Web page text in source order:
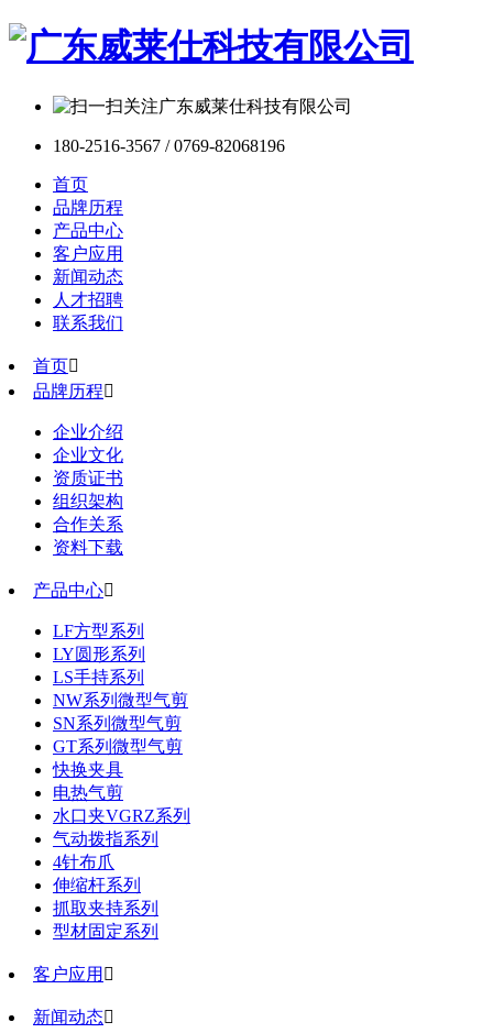
180-2516-3567 / 0769-82068196
首页
品牌历程
产品中心
客户应用
新闻动态
人才招聘
联系我们
首页
品牌历程
企业介绍
企业文化
资质证书
组织架构
合作关系
资料下载
产品中心
LF方型系列
LY圆形系列
LS手持系列
NW系列微型气剪
SN系列微型气剪
GT系列微型气剪
快换夹具
电热气剪
水口夹VGRZ系列
气动拨指系列
4针布爪
伸缩杆系列
抓取夹持系列
型材固定系列
客户应用 
新闻动态